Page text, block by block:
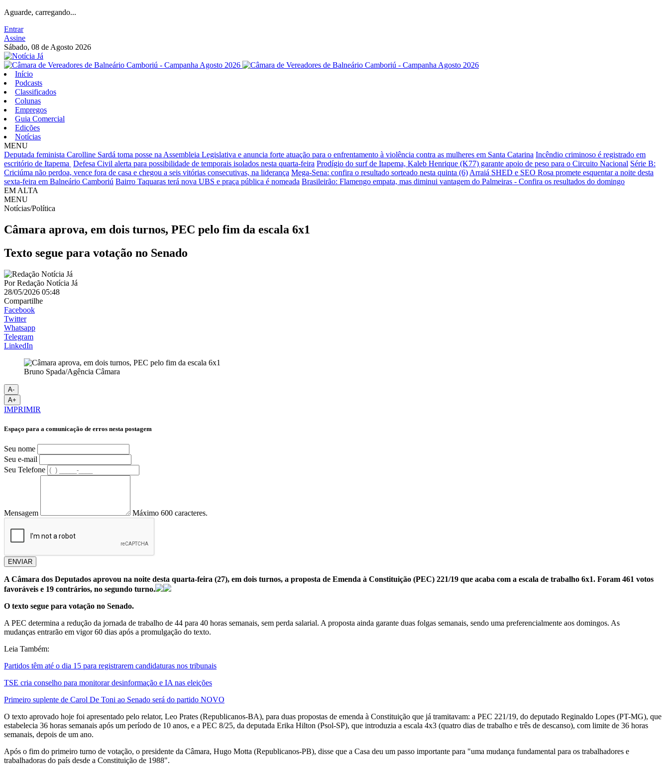
Aguarde, carregando...
Entrar
Assine
Sábado, 08 de Agosto 2026
Início
Podcasts
Classificados
Colunas
Empregos
Guia Comercial
Edições
Notícias
MENU
Deputada feminista Carolline Sardá toma posse na Assembleia Legislativa e anuncia forte atuação para o enfrentamento à violência contra as mulheres em Santa Catarina Incêndio criminoso é registrado em
escritório de Itapema Defesa Civil alerta para possibilidade de temporais isolados nesta quarta-feira Prodígio do surf de Itapema, Kaleb Henrique (K77) garante apoio de peso para o Circuito Nacional Série B:
Criciúma não perdoa, vence fora de casa e chegou a seis vitórias consecutivas, na liderança Mega-Sena: confira o resultado sorteado nesta quinta (6) Arraiá SHED e SEO Rosa promete esquentar a noite desta
sexta-feira em Balneário Camboriú Bairro Taquaras terá nova UBS e praça pública é nomeada Brasileirão: Flamengo empata, mas diminui vantagem do Palmeiras - Confira os resultados do domingo
EM ALTA
MENU
Notícias/Política
Câmara aprova, em dois turnos, PEC pelo fim da escala 6x1
Texto segue para votação no Senado
PorRedação Notícia Já
28/05/2026 05:48
Compartilhe
Facebook
Twitter
Whatsapp
Telegram
LinkedIn
Bruno Spada/Agência Câmara
A-
A+
IMPRIMIR
Espaço para a comunicação de erros nesta postagem
Seu nome
Seu e-mail
Seu Telefone
Mensagem Máximo 600 caracteres.
ENVIAR
A Câmara dos Deputados aprovou na noite desta quarta-feira (27), em dois turnos, a proposta de Emenda à Constituição (PEC) 221/19 que acaba com a escala de trabalho 6x1. Foram 461 votos
favoráveis e 19 contrários, no segundo turno.
O texto segue para votação no Senado.
A PEC determina a redução da jornada de trabalho de 44 para 40 horas semanais, sem perda salarial. A proposta ainda garante duas folgas semanais, sendo uma preferencialmente aos domingos. As
mudanças entrarão em vigor 60 dias após a promulgação do texto.
Leia Também:
Partidos têm até o dia 15 para registrarem candidaturas nos tribunais
TSE cria conselho para monitorar desinformação e IA nas eleições
Primeiro suplente de Carol De Toni ao Senado será do partido NOVO
O texto aprovado hoje foi apresentado pelo relator, Leo Prates (Republicanos-BA), para duas propostas de emenda à Constituição que já tramitavam: a PEC 221/19, do deputado Reginaldo Lopes (PT-MG), que
estabelecia 36 horas semanais após um período de 10 anos, e a PEC 8/25, da deputada Erika Hilton (Psol-SP), que introduzia a escala 4x3 (quatro dias de trabalho e três de descanso), com limite de 36 horas
semanais, depois de um ano.
Após o fim do primeiro turno de votação, o presidente da Câmara, Hugo Motta (Republicanos-PB), disse que a Casa deu um passo importante para "uma mudança fundamental para os trabalhadores e
trabalhadoras do país desde a Constituição de 1988".